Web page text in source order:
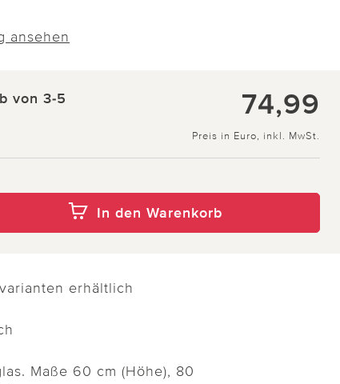
ansehen
von 3-5
74,99
Preis in Euro, inkl. MwSt.
In den Warenkorb
erhältlich
Maße 60 cm (Höhe), 80